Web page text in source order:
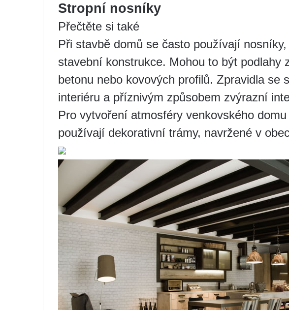
Stropní nosníky
Přečtěte si také
Při stavbě domů se často používají
stavební konstrukce. Mohou to být podlahy
betonu nebo kovových profilů. Zpravidla se
interiéru a příznivým způsobem zvýrazní
Pro vytvoření atmosféry venkovského
používají dekorativní trámy, navržené v